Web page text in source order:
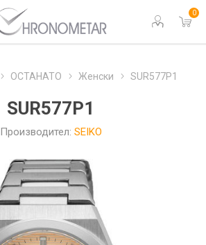
0
ОСТАНАТО Женски SUR577P1
SUR577P1
Производител: SEIKO